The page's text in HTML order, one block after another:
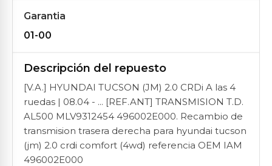
Garantia
01-00
Descripción del repuesto
[V.A.] HYUNDAI TUCSON (JM) 2.0 CRDi A las 4
ruedas | 08.04 - ... [REF.ANT] TRANSMISION T.D.
AL500 MLV9312454 496002E000. Recambio de
transmision trasera derecha para hyundai tucson
(jm) 2.0 crdi comfort (4wd) referencia OEM IAM
496002E000